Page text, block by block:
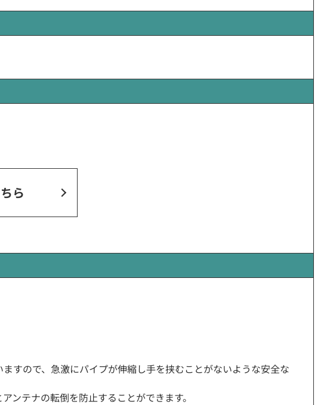
ら
すので、急激にパイプが伸縮し手を挟むことがないような安全な
ンテナの転倒を防止することができます。